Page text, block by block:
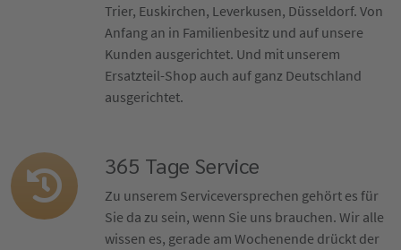
Trier, Euskirchen, Leverkusen, Düsseldorf. Von
Anfang an in Familienbesitz und auf unsere
Kunden ausgerichtet. Und mit unserem
Ersatzteil-Shop auch auf ganz Deutschland
ausgerichtet.
365 Tage Service
Zu unserem Serviceversprechen gehört es für
Sie da zu sein, wenn Sie uns brauchen. Wir alle
wissen es, gerade am Wochenende drückt der